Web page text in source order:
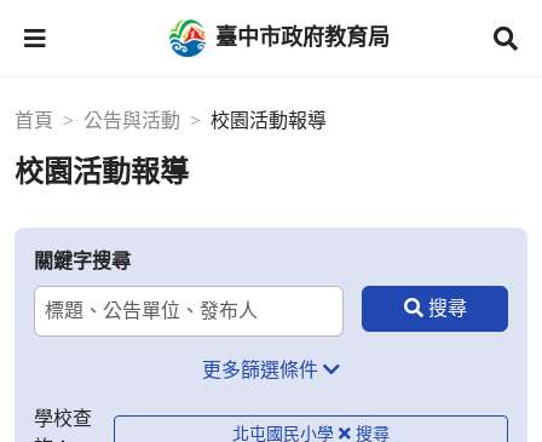
臺中市政府教育局
首頁 公告與活動 校園活動報導
校園活動報導
關鍵字搜尋
更多篩選條件
學校查
北屯國民小學